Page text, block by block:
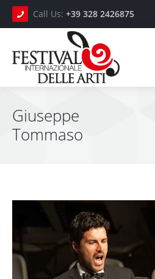
Call Us: +39 328 2426875
Video
Photo Gallery
Gli Artisti
Giuseppe
Tommaso